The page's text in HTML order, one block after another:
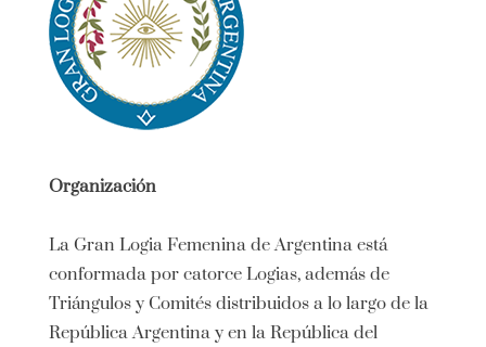
Organización
La Gran Logia Femenina de Argentina está
conformada por catorce Logias, además de
Triángulos y Comités distribuidos a lo largo de la
República Argentina y en la República del